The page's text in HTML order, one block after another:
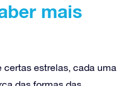
mais
estrelas, cada uma